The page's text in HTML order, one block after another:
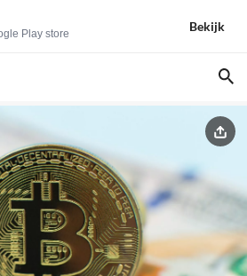
Play store
Bekijk